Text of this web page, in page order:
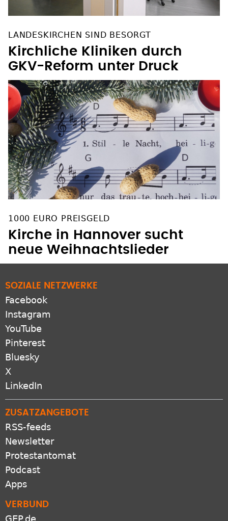
LANDESKIRCHEN SIND BESORGT
Kirchliche Kliniken durch
GKV-Reform unter Druck
1000 EURO PREISGELD
Kirche in Hannover sucht
neue Weihnachtslieder
SOZIALE NETZWERKE
Facebook
Instagram
YouTube
Pinterest
Bluesky
X
LinkedIn
ZUSATZANGEBOTE
RSS-feeds
Newsletter
Protestantomat
Podcast
Apps
VERBUND
GEP.de